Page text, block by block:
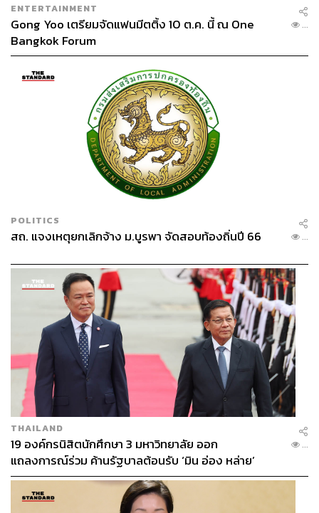
ENTERTAINMENT
Gong Yoo เตรียมจัดแฟนมีตติ้ง 10 ต.ค. นี้ ณ One
Bangkok Forum
...
POLITICS
สถ. แจงเหตุยกเลิกจ้าง ม.บูรพา จัดสอบท้องถิ่นปี 66 ...
THAILAND
19 องค์กรนิสิตนักศึกษา 3 มหาวิทยาลัย ออก
แถลงการณ์ร่วม ค้านรัฐบาลต้อนรับ ‘มิน อ่อง หล่าย’
...